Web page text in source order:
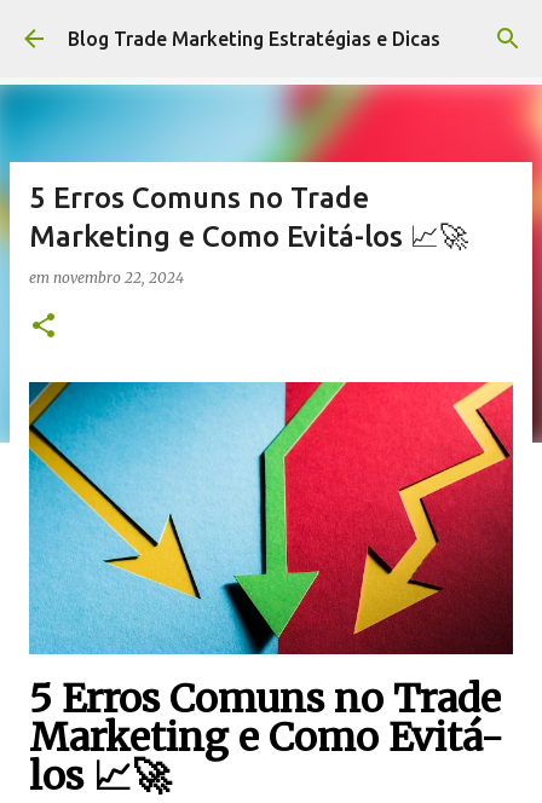
Pular para o conteúdo principal
Blog Trade Marketing Estratégias e Dicas
5 Erros Comuns no Trade
Marketing e Como Evitá-los 📈🚀
em novembro 22, 2024
5 Erros Comuns no Trade
Marketing e Como Evitá-
los 📈🚀